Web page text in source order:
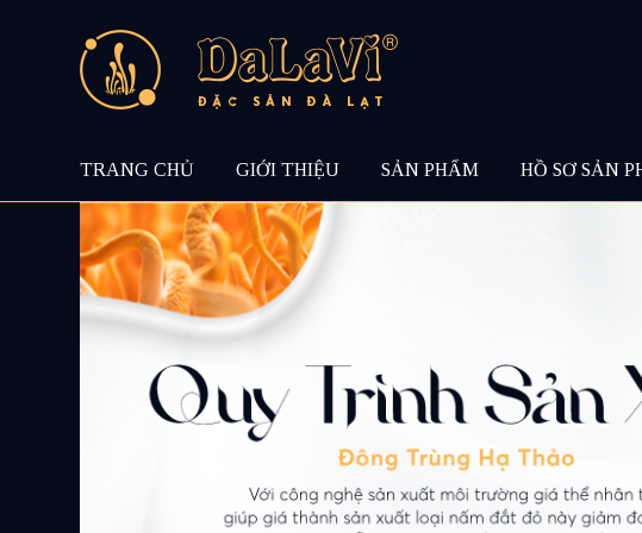
TRANG CHỦ GIỚI THIỆU SẢN PHẨM HỒ SƠ SẢN